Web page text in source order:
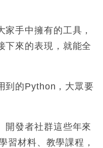
手中擁有的工具，
下來的表現，就能全
到的Python，大眾要
開發者社群這些年來
習材料、教學課程，